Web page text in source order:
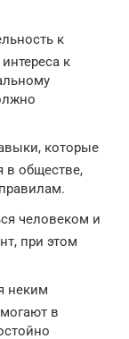
к
к
которые
в обществе,
человеком и
при этом
неким
в